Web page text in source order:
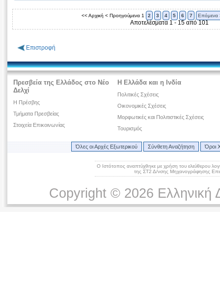
<< Αρχική < Προηγούμενα 1 2 3 4 5 6 7 Επόμενα
Αποτελέσματα 1 - 15 από 101
Επιστροφή
Πρεσβεία της Ελλάδος στο Νέο
Δελχί
Η Πρέσβης
Τμήματα Πρεσβείας
Στοιχεία Επικοινωνίας
Η Ελλάδα και η Ινδία
Πολιτικές Σχέσεις
Οικονομικές Σχέσεις
Μορφωτικές και Πολιτιστικές Σχέσεις
Τουρισμός
Όλες οι Αρχές Εξωτερικού Σύνθετη Αναζήτηση Όροι
Ο Ιστότοπος αναπτύχθηκε με χρήση του ελεύθερου
της ΣΤ2 Δ/νσης Μηχανογράφησης
Copyright © 2026